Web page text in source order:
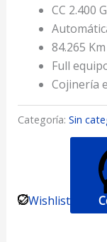
CC 2.400
84.265 Km
Full
Cojinería
Categoría: Sin
Wishlist